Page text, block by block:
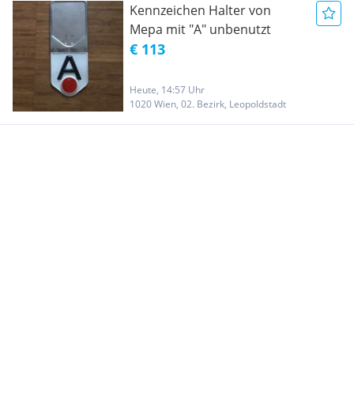
Kennzeichen Halter von
Mepa mit "A" unbenutzt
€ 113
Heute, 14:57 Uhr
1020 Wien, 02. Bezirk, Leopoldstadt